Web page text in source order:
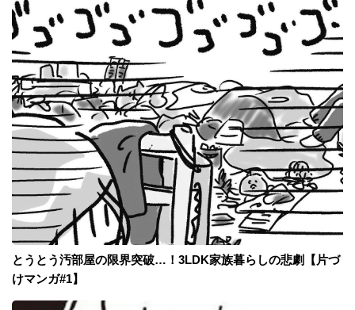
とうとう汚部屋の限界突破…！3LDK家族暮らしの悲劇【片づ
けマンガ#1】